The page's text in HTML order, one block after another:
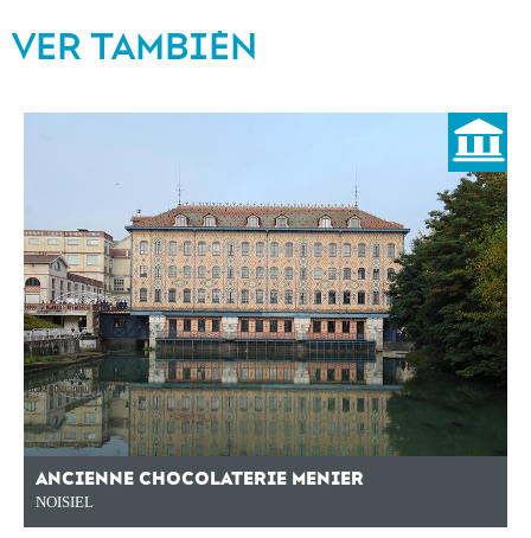
VER TAMBIÉN
ANCIENNE CHOCOLATERIE MENIER
NOISIEL